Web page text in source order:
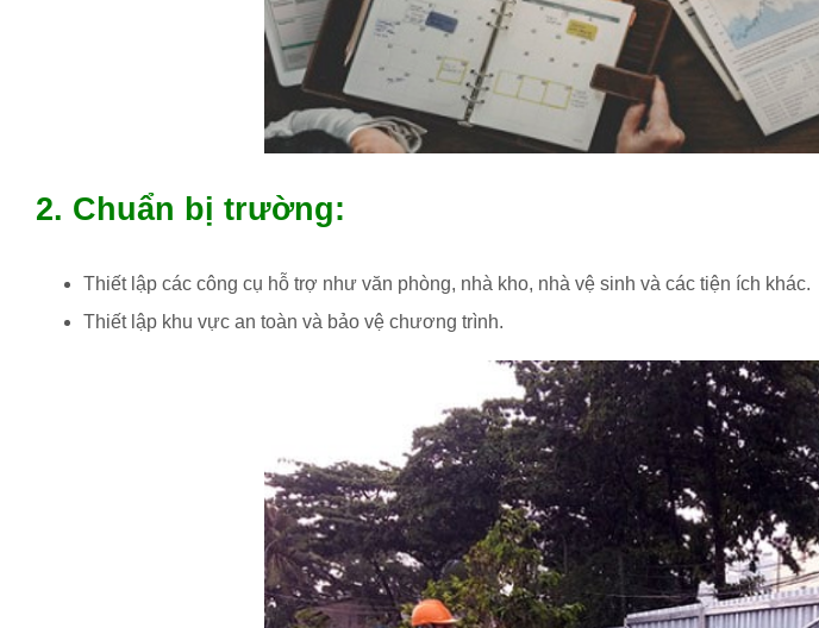
2. Chuẩn bị trường:
Thiết lập các công cụ hỗ trợ như văn phòng, nhà kho, nhà vệ sinh và các tiện ích khác.
Thiết lập khu vực an toàn và bảo vệ chương trình.